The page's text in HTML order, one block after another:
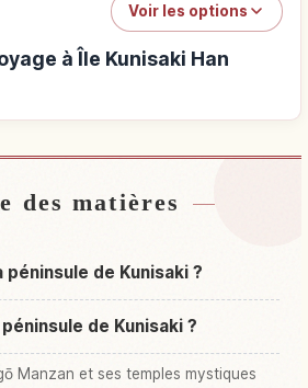
Voir les options
à Île Kunisaki Han
de Île Kunisaki Han Shima
Île Kunisaki Han Shima ↗
des matières
de Kunisaki ?
de Kunisaki ?
Manzan et ses temples mystiques